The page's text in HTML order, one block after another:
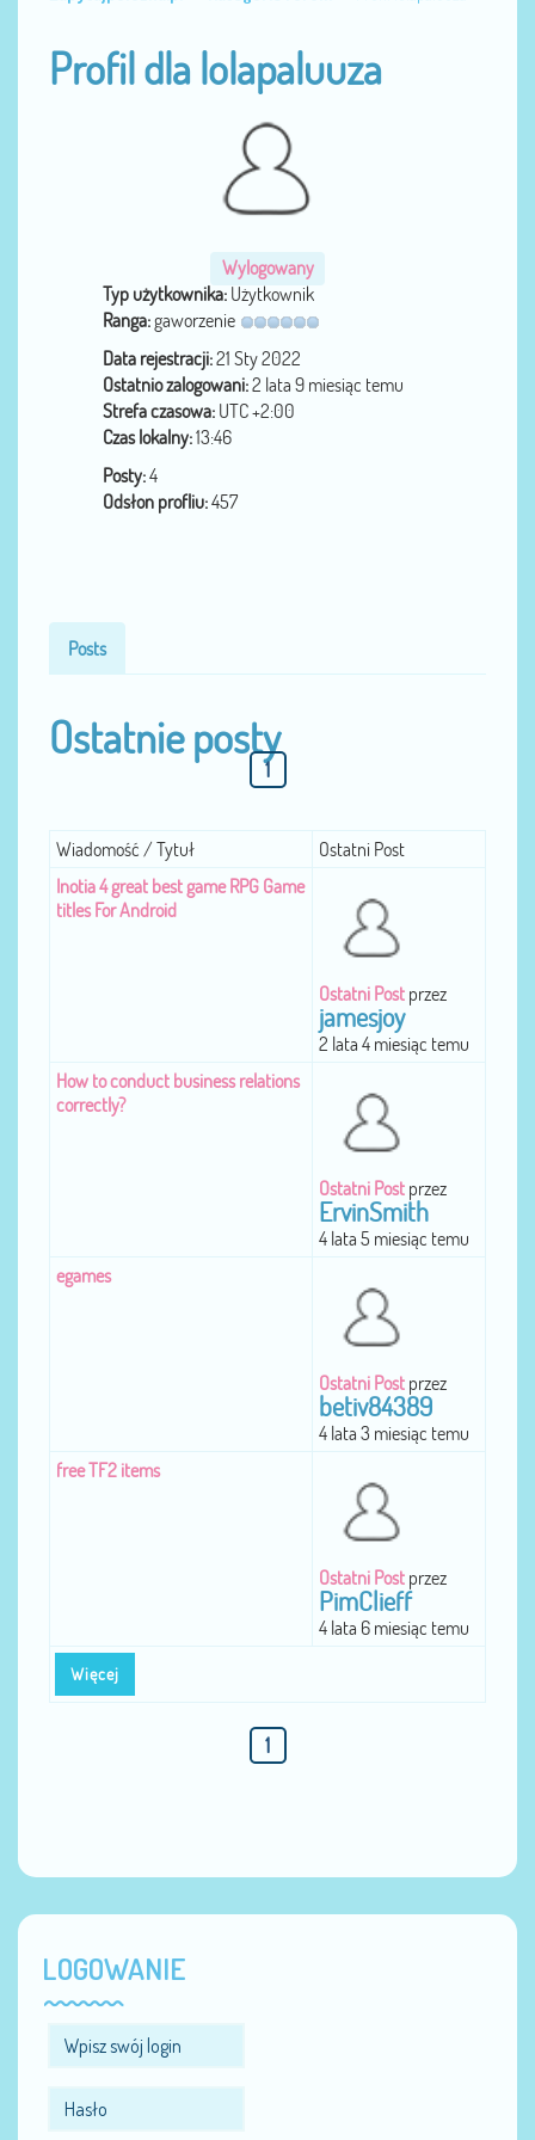
Profil dla lolapaluuza
Wylogowany
Typ użytkownika: Użytkownik
Ranga:gaworzenie
Data rejestracji:21 Sty 2022
Ostatnio zalogowani:2 lata 9 miesiąc temu
Strefa czasowa: UTC +2:00
Czas lokalny:13:46
Posty:4
Odsłon profliu:457
Posts
Ostatnie posty
1
Wiadomość / Tytuł Ostatni Post
Więcej
Inotia 4 great best game RPG Game
titles For Android
Ostatni Post przez
jamesjoy
2 lata 4 miesiąc temu
How to conduct business relations
correctly?
Ostatni Post przez
ErvinSmith
4 lata 5 miesiąc temu
egames
Ostatni Post przez
betiv84389
4 lata 3 miesiąc temu
free TF2 items
Ostatni Post przez
PimClieff
4 lata 6 miesiąc temu
1
LOGOWANIE